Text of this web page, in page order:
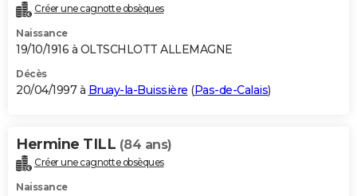
Créer une cagnotte obsèques
Naissance
19/10/1916 à OLTSCHLOTT ALLEMAGNE
Décès
20/04/1997 à Bruay-la-Buissière (Pas-de-Calais)
Hermine TILL (84 ans)
Créer une cagnotte obsèques
Naissance